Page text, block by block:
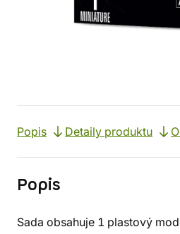
Popis Detaily produktu
Popis
Sada obsahuje 1 plastový